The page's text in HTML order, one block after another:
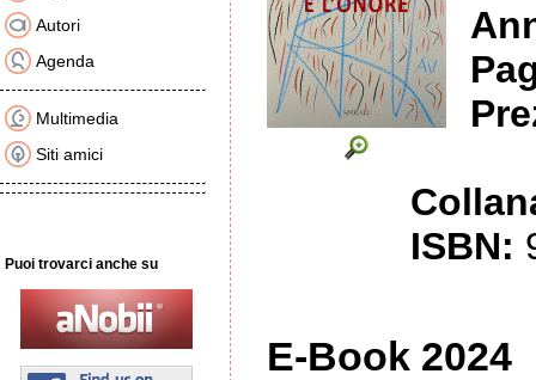
Autori
Agenda
Multimedia
Siti amici
Puoi trovarci anche su
ISBN:
E-Book